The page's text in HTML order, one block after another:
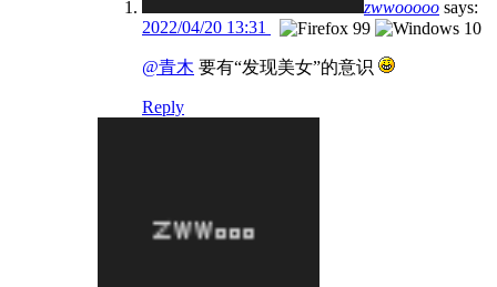
zwwooooo says:
2022/04/20 13:31
@青木 要有“发现美女”的意识
Reply